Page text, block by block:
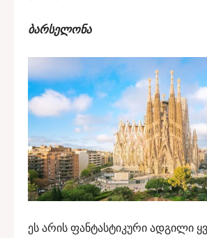
ბარსელონა
ეს არის ფანტასტიკური ადგილი